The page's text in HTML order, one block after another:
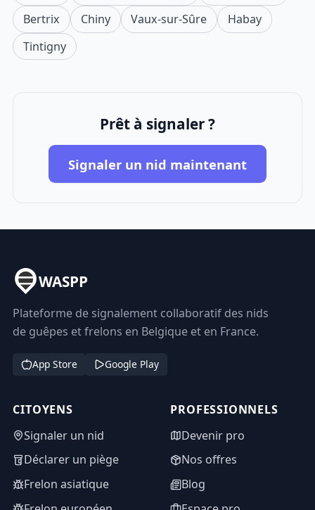
Bertrix
Chiny Vaux-sur-Sûre
Habay
Tintigny
Prêt à signaler ?
Signaler un nid maintenant
WASPP
Plateforme de signalement collaboratif des nids
de guêpes et frelons en Belgique et en France.
App Store Google Play
CITOYENS
Signaler un nid
Déclarer un piège
Frelon asiatique
PROFESSIONNELS
Devenir pro
Nos offres
Blog